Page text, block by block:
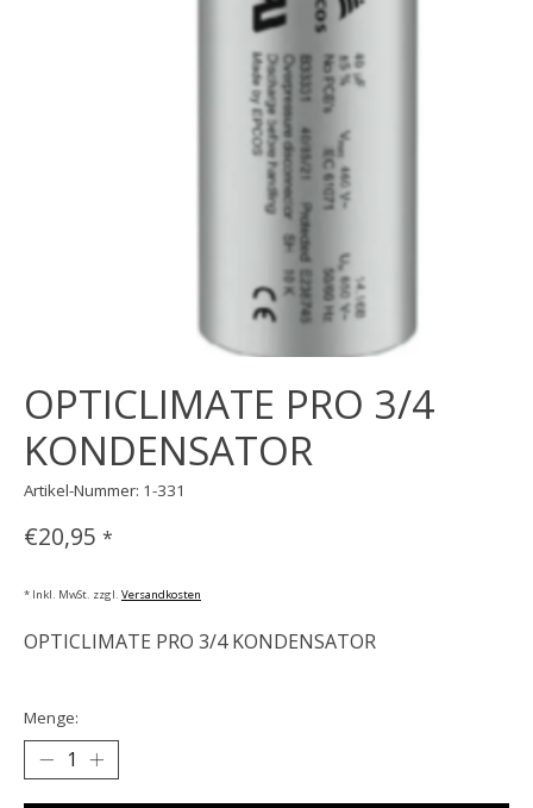
OPTICLIMATE PRO 3/4
KONDENSATOR
Artikel-Nummer: 1-331
€20,95 *
* Inkl. MwSt. zzgl. Versandkosten
OPTICLIMATE PRO 3/4 KONDENSATOR
Menge: